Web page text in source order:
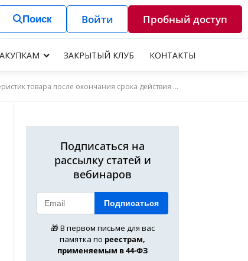
Поиск Войти Пробный доступ
ЗАКРЫТЫЙ КЛУБ КОНТАКТЫ
окончания срока действия контракта по 44-ФЗ?
Подписаться на
рассылку статей и
вебинаров
Подписаться
🎁 В первом письме для вас
памятка по реестрам,
применяемым в 44-ФЗ